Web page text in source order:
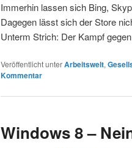
Immerhin lassen sich Bing,
Dagegen lässt sich der Store
Unterm Strich: Der Kampf
Veröffentlicht unterArbeitswelt,
Kommentar
Windows 8 –